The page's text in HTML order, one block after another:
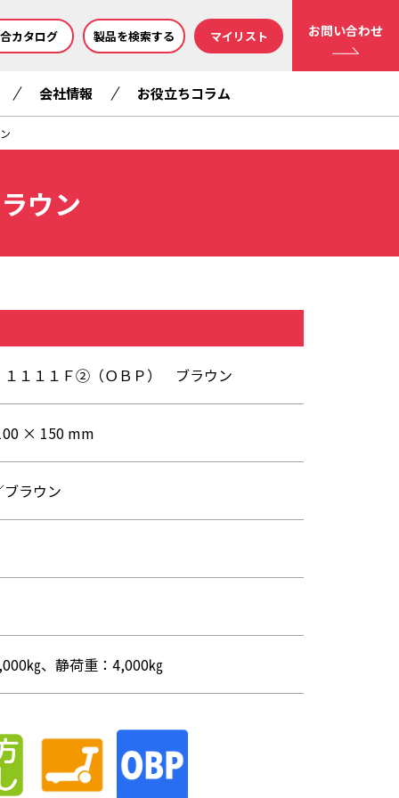
カタログ 製品を検索する マイリスト お問い合わせ
会社情報 お役立ちコラム
ウン
１１１１Ｆ②（ＯＢＰ） ブラウン
× 150 mm
ラウン
㎏、静荷重：4,000㎏